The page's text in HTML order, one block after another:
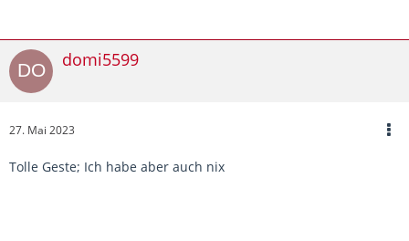
domi5599
27. Mai 2023
Tolle Geste; Ich habe aber auch nix